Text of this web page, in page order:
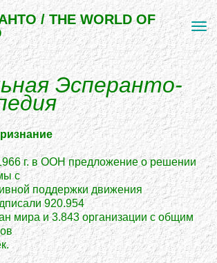
/ THE WORLD OF
Эсперанто-
г. в ООН предложение о решении
с
поддержки движения
920.954
мира и 3.843 организации с общим